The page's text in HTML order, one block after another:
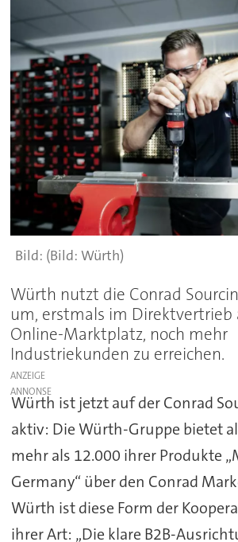
(Bild: Würth)
Würth nutzt die Conrad
um, erstmals im Direktvertrieb
Online-Marktplatz, noch mehr
Industriekunden zu erreichen.
ANZEIGE
Würth ist jetzt auf der Conrad
aktiv: Die Würth-Gruppe bietet
mehr als 12.000 ihrer Produkte
Germany“ über den Conrad
Würth ist diese Form der
ihrer Art: „Die klare B2B-